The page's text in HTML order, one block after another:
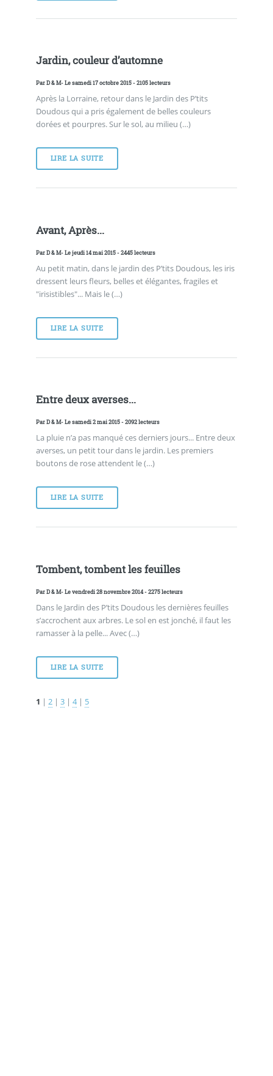
Jardin, couleur d’automne
ParD & M- Le samedi 17 octobre 2015 - 2105 lecteurs
Après la Lorraine, retour dans le Jardin des P’tits
Doudous qui a pris également de belles couleurs
dorées et pourpres. Sur le sol, au milieu (…)
LIRE LA SUITE
Avant, Après...
ParD & M- Le jeudi 14 mai 2015 - 2445 lecteurs
Au petit matin, dans le jardin des P’tits Doudous, les iris
dressent leurs fleurs, belles et élégantes, fragiles et
"irisistibles"... Mais le (…)
LIRE LA SUITE
Entre deux averses...
ParD & M- Le samedi 2 mai 2015 - 2092 lecteurs
La pluie n’a pas manqué ces derniers jours... Entre deux
averses, un petit tour dans le jardin. Les premiers
boutons de rose attendent le (…)
LIRE LA SUITE
Tombent, tombent les feuilles
ParD & M- Le vendredi 28 novembre 2014 - 2275 lecteurs
Dans le Jardin des P’tits Doudous les dernières feuilles
s’accrochent aux arbres. Le sol en est jonché, il faut les
ramasser à la pelle... Avec (…)
LIRE LA SUITE
1 | 2| 3| 4| 5